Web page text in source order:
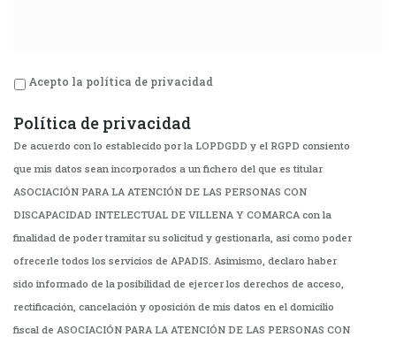
Acepto la política de privacidad
Política de privacidad
De acuerdo con lo establecido por la LOPDGDD y el RGPD consiento
que mis datos sean incorporados a un fichero del que es titular
ASOCIACIÓN PARA LA ATENCIÓN DE LAS PERSONAS CON
DISCAPACIDAD INTELECTUAL DE VILLENA Y COMARCA con la
finalidad de poder tramitar su solicitud y gestionarla, así como poder
ofrecerle todos los servicios de APADIS. Asimismo, declaro haber
sido informado de la posibilidad de ejercer los derechos de acceso,
rectificación, cancelación y oposición de mis datos en el domicilio
fiscal de ASOCIACIÓN PARA LA ATENCIÓN DE LAS PERSONAS CON